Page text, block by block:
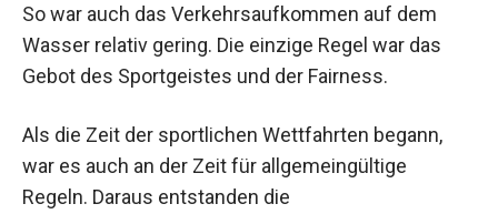
So war auch das Verkehrsaufkommen auf dem
Wasser relativ gering. Die einzige Regel war das
Gebot des Sportgeistes und der Fairness.
Als die Zeit der sportlichen Wettfahrten begann,
war es auch an der Zeit für allgemeingültige
Regeln. Daraus entstanden die